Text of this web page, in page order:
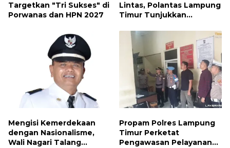
Targetkan "Tri Sukses" di
Porwanas dan HPN 2027
Lintas, Polantas Lampung
Timur Tunjukkan
Mengisi Kemerdekaan
dengan Nasionalisme,
Wali Nagari Talang
Propam Polres Lampung
Timur Perketat
Pengawasan Pelayanan